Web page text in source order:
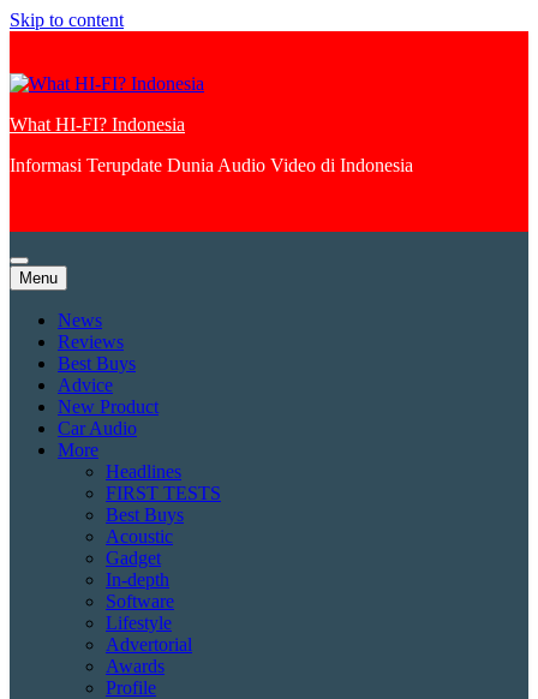
Skip to content
What HI-FI? Indonesia
Informasi Terupdate Dunia Audio Video di Indonesia
Menu
News
Reviews
Best Buys
Advice
New Product
Car Audio
More
Headlines
FIRST TESTS
Best Buys
Acoustic
Gadget
In-depth
Software
Lifestyle
Advertorial
Awards
Profile